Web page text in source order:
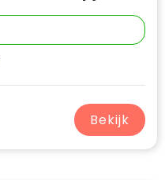
Bekijk